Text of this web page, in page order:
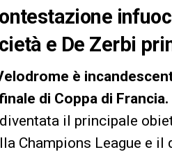
e De Zerbi
è
di Coppa di Francia.
il principale
Champions League e